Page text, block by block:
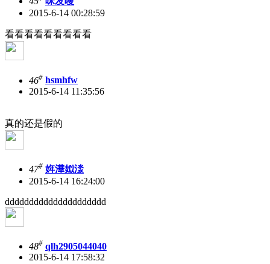
2015-6-14 00:28:59
看看看看看看看看看
46# hsmhfw
2015-6-14 11:35:56
真的还是假的
47# 姩澕姒渁
2015-6-14 16:24:00
ddddddddddddddddddddd
48# qlh2905044040
2015-6-14 17:58:32